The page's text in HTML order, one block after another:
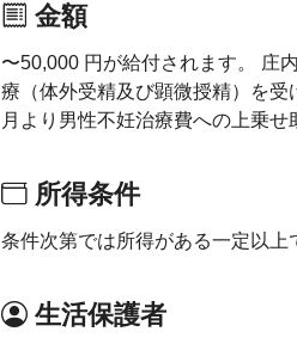
金額
〜50,000 円が給付されます。 庄
療（体外受精及び顕微授精）を
月より男性不妊治療費への上乗せ
所得条件
条件次第では所得がある一定以上
生活保護者